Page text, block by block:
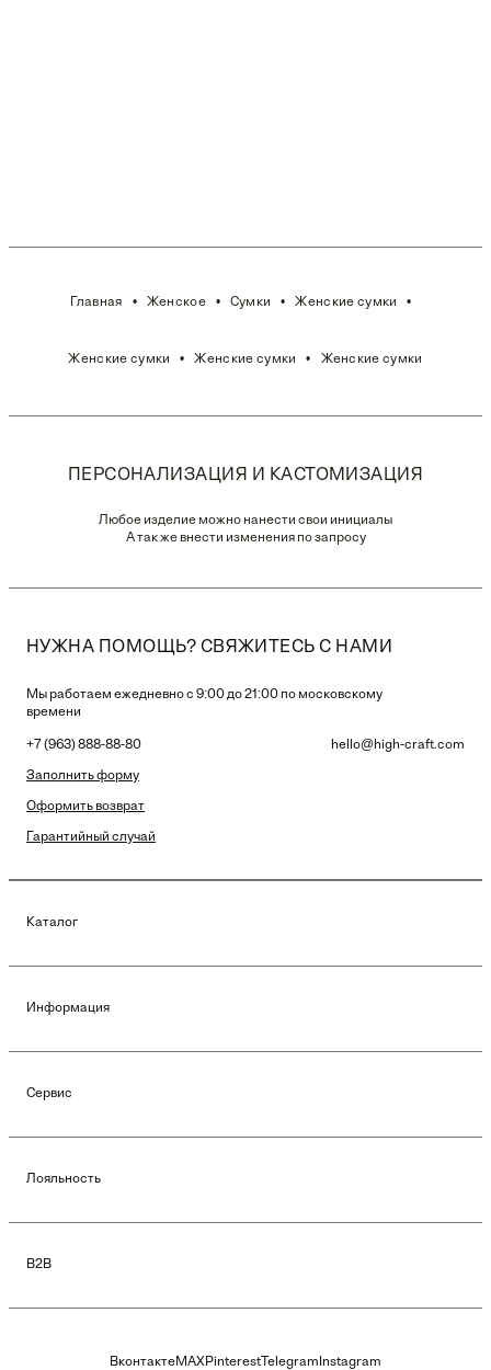
Главная Женское Сумки Женские сумки
Женские сумки Женские сумки Женские сумки
ПЕРСОНАЛИЗАЦИЯ И КАСТОМИЗАЦИЯ
Любое изделие можно нанести свои инициалы
А так же внести изменения по запросу
НУЖНА ПОМОЩЬ? СВЯЖИТЕСЬ С НАМИ
Мы работаем ежедневно с 9:00 до 21:00 по московскому
времени
+7 (963) 888-88-80 hello@high-craft.com
Заполнить форму
Оформить возврат
Гарантийный случай
Каталог
Информация
Сервис
Лояльность
B2B
ВконтактеMAXPinterest Telegram Instagram